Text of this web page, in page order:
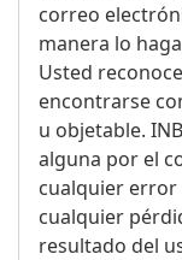
correo
manera lo
Usted
encontrarse
u objetable.
alguna por el
cualquier
cualquier
resultado del